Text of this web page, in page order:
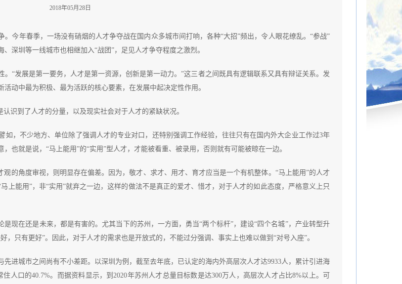
2018年05月28日
今年春季，一场没有硝烟的人才争夺战在国内众多城市间打响，各种“大招”频出，令人眼花缭乱。“参战”
深圳等一线城市也相继加入“战团”，足见人才争夺程度之激烈。
“发展是第一要务，人才是第一资源，创新是第一动力。”这三者之间既具有逻辑联系又具有辩证关系。发
动中最为积极、最为活跃的核心要素，在发展中起决定性作用。
识到了人才的分量，以及现实社会对于人才的紧缺状况。
如，不少地方、单位除了强调人才的专业对口，还特别强调工作经验，往往只有在国内外大企业工作过3年
也就是说，“马上能用”的“实用”型人才，才能被看重、被录用，否则就有可能被晾在一边。
的角度审视，则明显存在偏差。因为，敬才、求才、用才、育才应当是一个有机整体。“马上能用”的人才
上能用”，非“实用”就弃之一边，这样的做法不是真正的爱才、惜才，对于人才的如此态度，严格意义上只
现在还是未来，都是有害的。尤其当下的苏州，一方面，勇当“两个标杆”，建设“四个名城”，产业转型升
只有更好”。因此，对于人才的需求也是开放式的，不能过分强调、事实上也难以做到“对号入座”。
进城市之间尚有不小差距。以深圳为例，截至去年底，已认定的海内外高层次人才达9933人，累计引进海
人口的40.7%。而据资料显示，到2020年苏州人才总量目标数是达300万人，高层次人才占比8%以上。可